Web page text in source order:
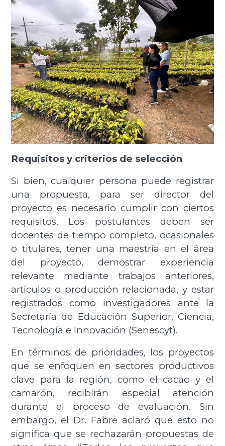
Requisitos y criterios de selección
Si bien, cualquier persona puede registrar
una propuesta, para ser director del
proyecto es necesario cumplir con ciertos
requisitos. Los postulantes deben ser
docentes de tiempo completo, ocasionales
o titulares, tener una maestría en el área
del proyecto, demostrar experiencia
relevante mediante trabajos anteriores,
artículos o producción relacionada, y estar
registrados como investigadores ante la
Secretaría de Educación Superior, Ciencia,
Tecnología e Innovación (Senescyt).
En términos de prioridades, los proyectos
que se enfoquen en sectores productivos
clave para la región, como el cacao y el
camarón, recibirán especial atención
durante el proceso de evaluación. Sin
embargo, el Dr. Fabre aclaró que esto no
significa que se rechazarán propuestas de